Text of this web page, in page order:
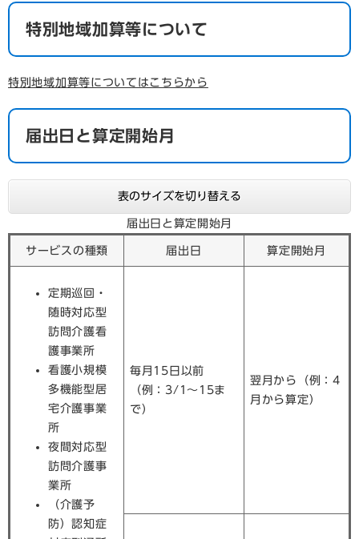
特別地域加算等について
特別地域加算等についてはこちらから
届出日と算定開始月
表のサイズを切り替える
届出日と算定開始月
サービスの種類 届出日 算定開始月
定期巡回・
随時対応型
訪問介護看
護事業所
看護小規模
多機能型居
宅介護事業
所
夜間対応型
訪問介護事
業所
（介護予
防）認知症
毎月15日以前
（例：3/1～15ま
で）
翌月から（例：4
月から算定）